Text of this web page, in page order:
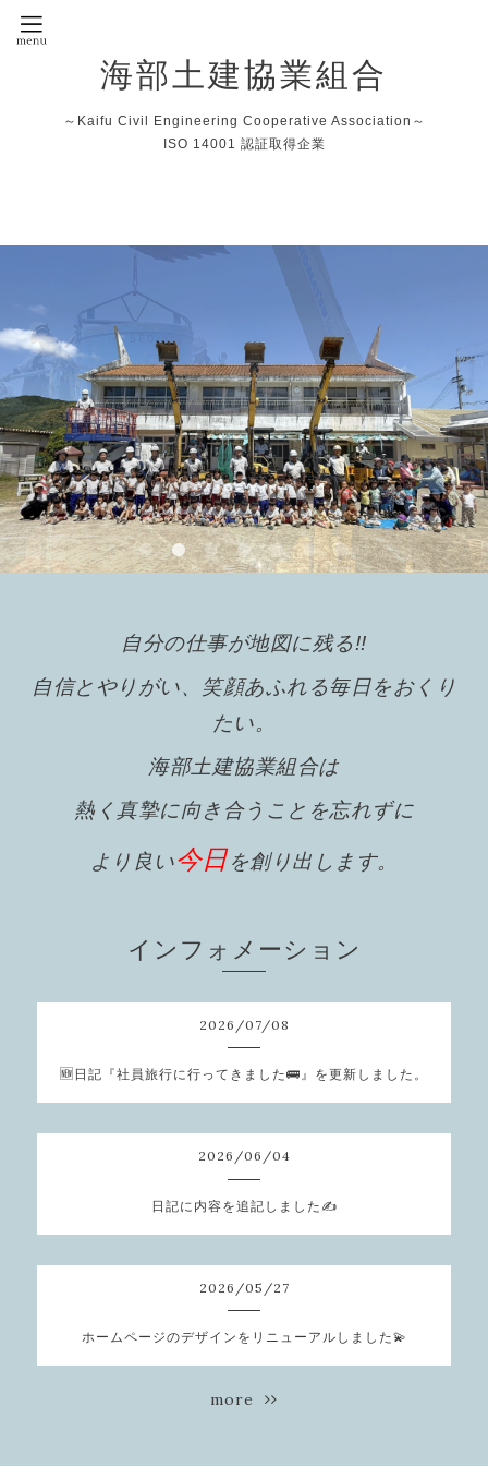
海部土建協業組合
～Kaifu Civil Engineering Cooperative Association～
ISO 14001 認証取得企業
自分の仕事が地図に残る!!
自信とやりがい、笑顔あふれる毎日をおくり
たい。
海部土建協業組合は
熱く真摯に向き合うことを忘れずに
より良い今日を創り出します。
インフォメーション
2026 /07/08
🆕日記『社員旅行に行ってきました🚌』を更新しました。
2026 /06 /04
日記に内容を追記しました✍️
2026 /05 /27
ホームページのデザインをリニューアルしました💫
more